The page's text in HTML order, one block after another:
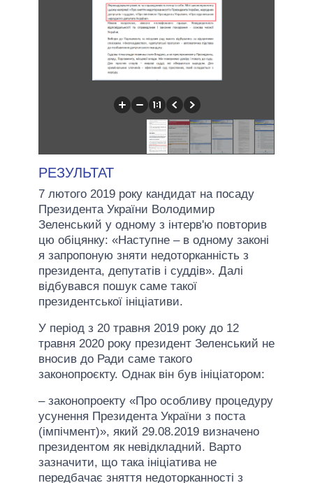
РЕЗУЛЬТАТ
7 лютого 2019 року кандидат на посаду
Президента України Володимир
Зеленський у одному з інтерв'ю повторив
цю обіцянку: «Наступне – в одному законі
я запропоную зняти недоторканність з
президента, депутатів і суддів». Далі
відбувався пошук саме такої
президентської ініціативи.
У період з 20 травня 2019 року до 12
травня 2020 року президент Зеленський не
вносив до Ради саме такого
законопроєкту. Однак він був ініціатором:
– законопроекту «Про особливу процедуру
усунення Президента України з поста
(імпічмент)», який 29.08.2019 визначено
президентом як невідкладний. Варто
зазначити, що така ініціатива не
передбачає зняття недоторканності з